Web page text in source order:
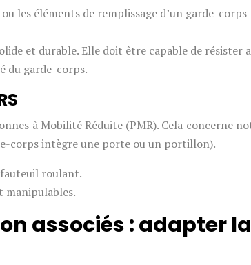
les éléments de remplissage d’un garde-
et durable. Elle doit être capable de résister
du garde-corps.
à Mobilité Réduite (PMR). Cela concerne
corps intègre une porte ou un portillon).
roulant.
manipulables.
associés : adapter